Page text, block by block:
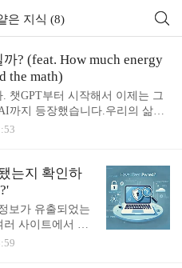
은 지식 (8)
? (feat. How much energy
the math)
챗GPT부터 시작해서 이제는 그
까지 등장했습니다.우리의 삶을
지만, 한편에서는 이런 걱정의
색 한 번이 전구를 한 시간 켜두
주장이 나오면서 논란이 되기도
가 AI와 대화 한 번 나눌 때마다
게 타들어가고 있는 걸까요? 마
링크드인에 올린 흥미로운 분석
는지 확인하
보가 유출되었는
사이트에서 계
성은 더욱 커지